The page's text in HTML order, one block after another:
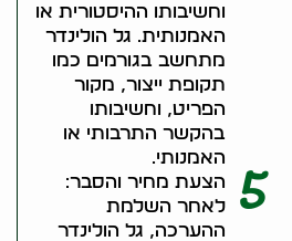
וחשיבותו ההיסטורית או
האמנותית. גל הולינדר
מתחשב בגורמים כמו
תקופת ייצור, מקור
הפריט, וחשיבותו
בהקשר התרבותי או
האמנותי.
5
הצעת מחיר והסבר:
לאחר השלמת
ההערכה, גל הולינדר